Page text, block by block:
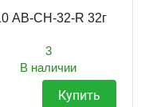
AB-CH-32-R 32г
3
В наличии
Купить